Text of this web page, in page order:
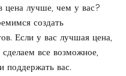
цена лучше, чем у вас?
создать
Если у вас лучшая цена,
все возможное,
поддержать вас.